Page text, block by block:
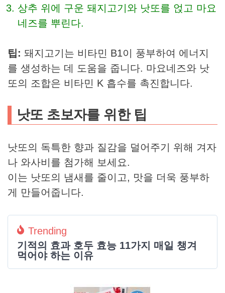
상추 위에 구운 돼지고기와 낫또를 얹고 마요
네즈를 뿌린다.
팁: 돼지고기는 비타민 B1이 풍부하여 에너지
를 생성하는 데 도움을 줍니다. 마요네즈와 낫
또의 조합은 비타민 K 흡수를 촉진합니다.
낫또 초보자를 위한 팁
낫또의 독특한 향과 질감을 덜어주기 위해 겨자
나 와사비를 첨가해 보세요.
이는 낫또의 냄새를 줄이고, 맛을 더욱 풍부하
게 만들어줍니다.
Trending
기적의 효과 호두 효능 11가지 매일 챙겨
먹어야 하는 이유